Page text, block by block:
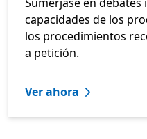
capacidades de los
los procedimientos
a petición.
Ver ahora